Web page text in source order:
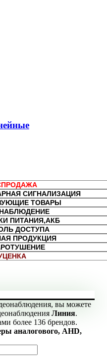
СИГНАЛИЗАЦИЯ
ТОВАРЫ
ПИТАНИЯ,АКБ
ДОСТУПА
ПРОДУКЦИЯ
вы можете
Линия.
более 136 брендов.
аналогового, AHD,